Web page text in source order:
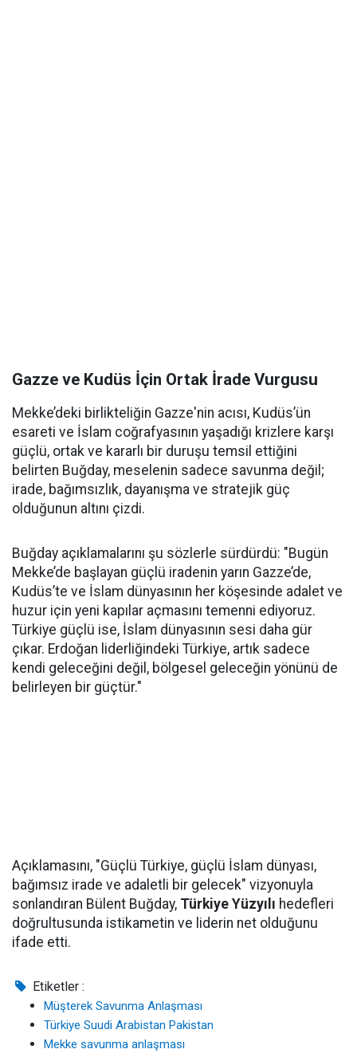
Gazze ve Kudüs İçin Ortak İrade Vurgusu
Mekke’deki birlikteliğin Gazze'nin acısı, Kudüs’ün
esareti ve İslam coğrafyasının yaşadığı krizlere karşı
güçlü, ortak ve kararlı bir duruşu temsil ettiğini
belirten Buğday, meselenin sadece savunma değil;
irade, bağımsızlık, dayanışma ve stratejik güç
olduğunun altını çizdi.
Buğday açıklamalarını şu sözlerle sürdürdü: "Bugün
Mekke’de başlayan güçlü iradenin yarın Gazze’de,
Kudüs’te ve İslam dünyasının her köşesinde adalet ve
huzur için yeni kapılar açmasını temenni ediyoruz.
Türkiye güçlü ise, İslam dünyasının sesi daha gür
çıkar. Erdoğan liderliğindeki Türkiye, artık sadece
kendi geleceğini değil, bölgesel geleceğin yönünü de
belirleyen bir güçtür."
Açıklamasını, "Güçlü Türkiye, güçlü İslam dünyası,
bağımsız irade ve adaletli bir gelecek" vizyonuyla
sonlandıran Bülent Buğday, Türkiye Yüzyılı hedefleri
doğrultusunda istikametin ve liderin net olduğunu
ifade etti.
Etiketler :
Müşterek Savunma Anlaşması
Türkiye Suudi Arabistan Pakistan
Mekke savunma anlaşması